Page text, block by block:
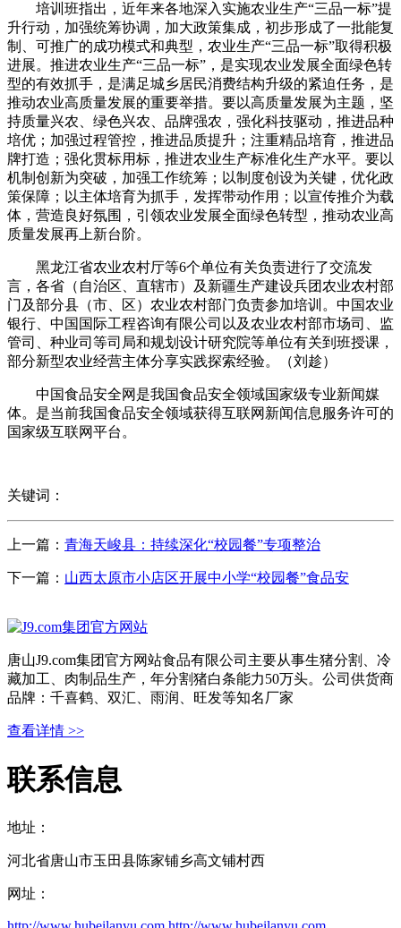
培训班指出，近年来各地深入实施农业生产“三品一标”提
升行动，加强统筹协调，加大政策集成，初步形成了一批能复
制、可推广的成功模式和典型，农业生产“三品一标”取得积极
进展。推进农业生产“三品一标”，是实现农业发展全面绿色转
型的有效抓手，是满足城乡居民消费结构升级的紧迫任务，是
推动农业高质量发展的重要举措。要以高质量发展为主题，坚
持质量兴农、绿色兴农、品牌强农，强化科技驱动，推进品种
培优；加强过程管控，推进品质提升；注重精品培育，推进品
牌打造；强化贯标用标，推进农业生产标准化生产水平。要以
机制创新为突破，加强工作统筹；以制度创设为关键，优化政
策保障；以主体培育为抓手，发挥带动作用；以宣传推介为载
体，营造良好氛围，引领农业发展全面绿色转型，推动农业高
质量发展再上新台阶。
黑龙江省农业农村厅等6个单位有关负责进行了交流发
言，各省（自治区、直辖市）及新疆生产建设兵团农业农村部
门及部分县（市、区）农业农村部门负责参加培训。中国农业
银行、中国国际工程咨询有限公司以及农业农村部市场司、监
管司、种业司等司局和规划设计研究院等单位有关到班授课，
部分新型农业经营主体分享实践探索经验。（刘趁）
中国食品安全网是我国食品安全领域国家级专业新闻媒
体。是当前我国食品安全领域获得互联网新闻信息服务许可的
国家级互联网平台。
关键词：
上一篇： 青海天峻县：持续深化“校园餐”专项整治
下一篇： 山西太原市小店区开展中小学“校园餐”食品安
唐山J9.com集团官方网站食品有限公司主要从事生猪分割、冷
藏加工、肉制品生产，年分割猪白条能力50万头。公司供货商
品牌：千喜鹤、双汇、雨润、旺发等知名厂家
查看详情 >>
联系信息
地址：
河北省唐山市玉田县陈家铺乡高文铺村西
网址：